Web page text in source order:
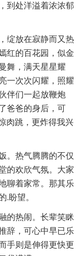
到处洋溢着浓浓郁
放在寂静而又热
红的百花园，似金
舞，满天星星耀
一次次闪耀，照耀
伴们一起放鞭炮
爸爸的身后，可
肉跳，更炸得我兴
热气腾腾的不仅
的欢欣气氛。大家
聊着家常。那其乐
.盼望。
热闹。长辈笑眯
辞，可心中早已乐
手则是伸得更快更